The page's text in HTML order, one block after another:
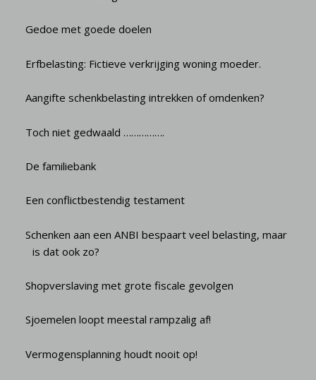
Gedoe met goede doelen
Erfbelasting: Fictieve verkrijging woning moeder.
Aangifte schenkbelasting intrekken of omdenken?
Toch niet gedwaald …………….
De familiebank
Een conflictbestendig testament
Schenken aan een ANBI bespaart veel belasting, maar
is dat ook zo?
Shopverslaving met grote fiscale gevolgen
Sjoemelen loopt meestal rampzalig af!
Vermogensplanning houdt nooit op!